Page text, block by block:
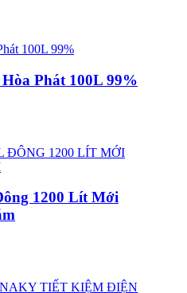
Phát 100L 99%
1200 Lít Mới